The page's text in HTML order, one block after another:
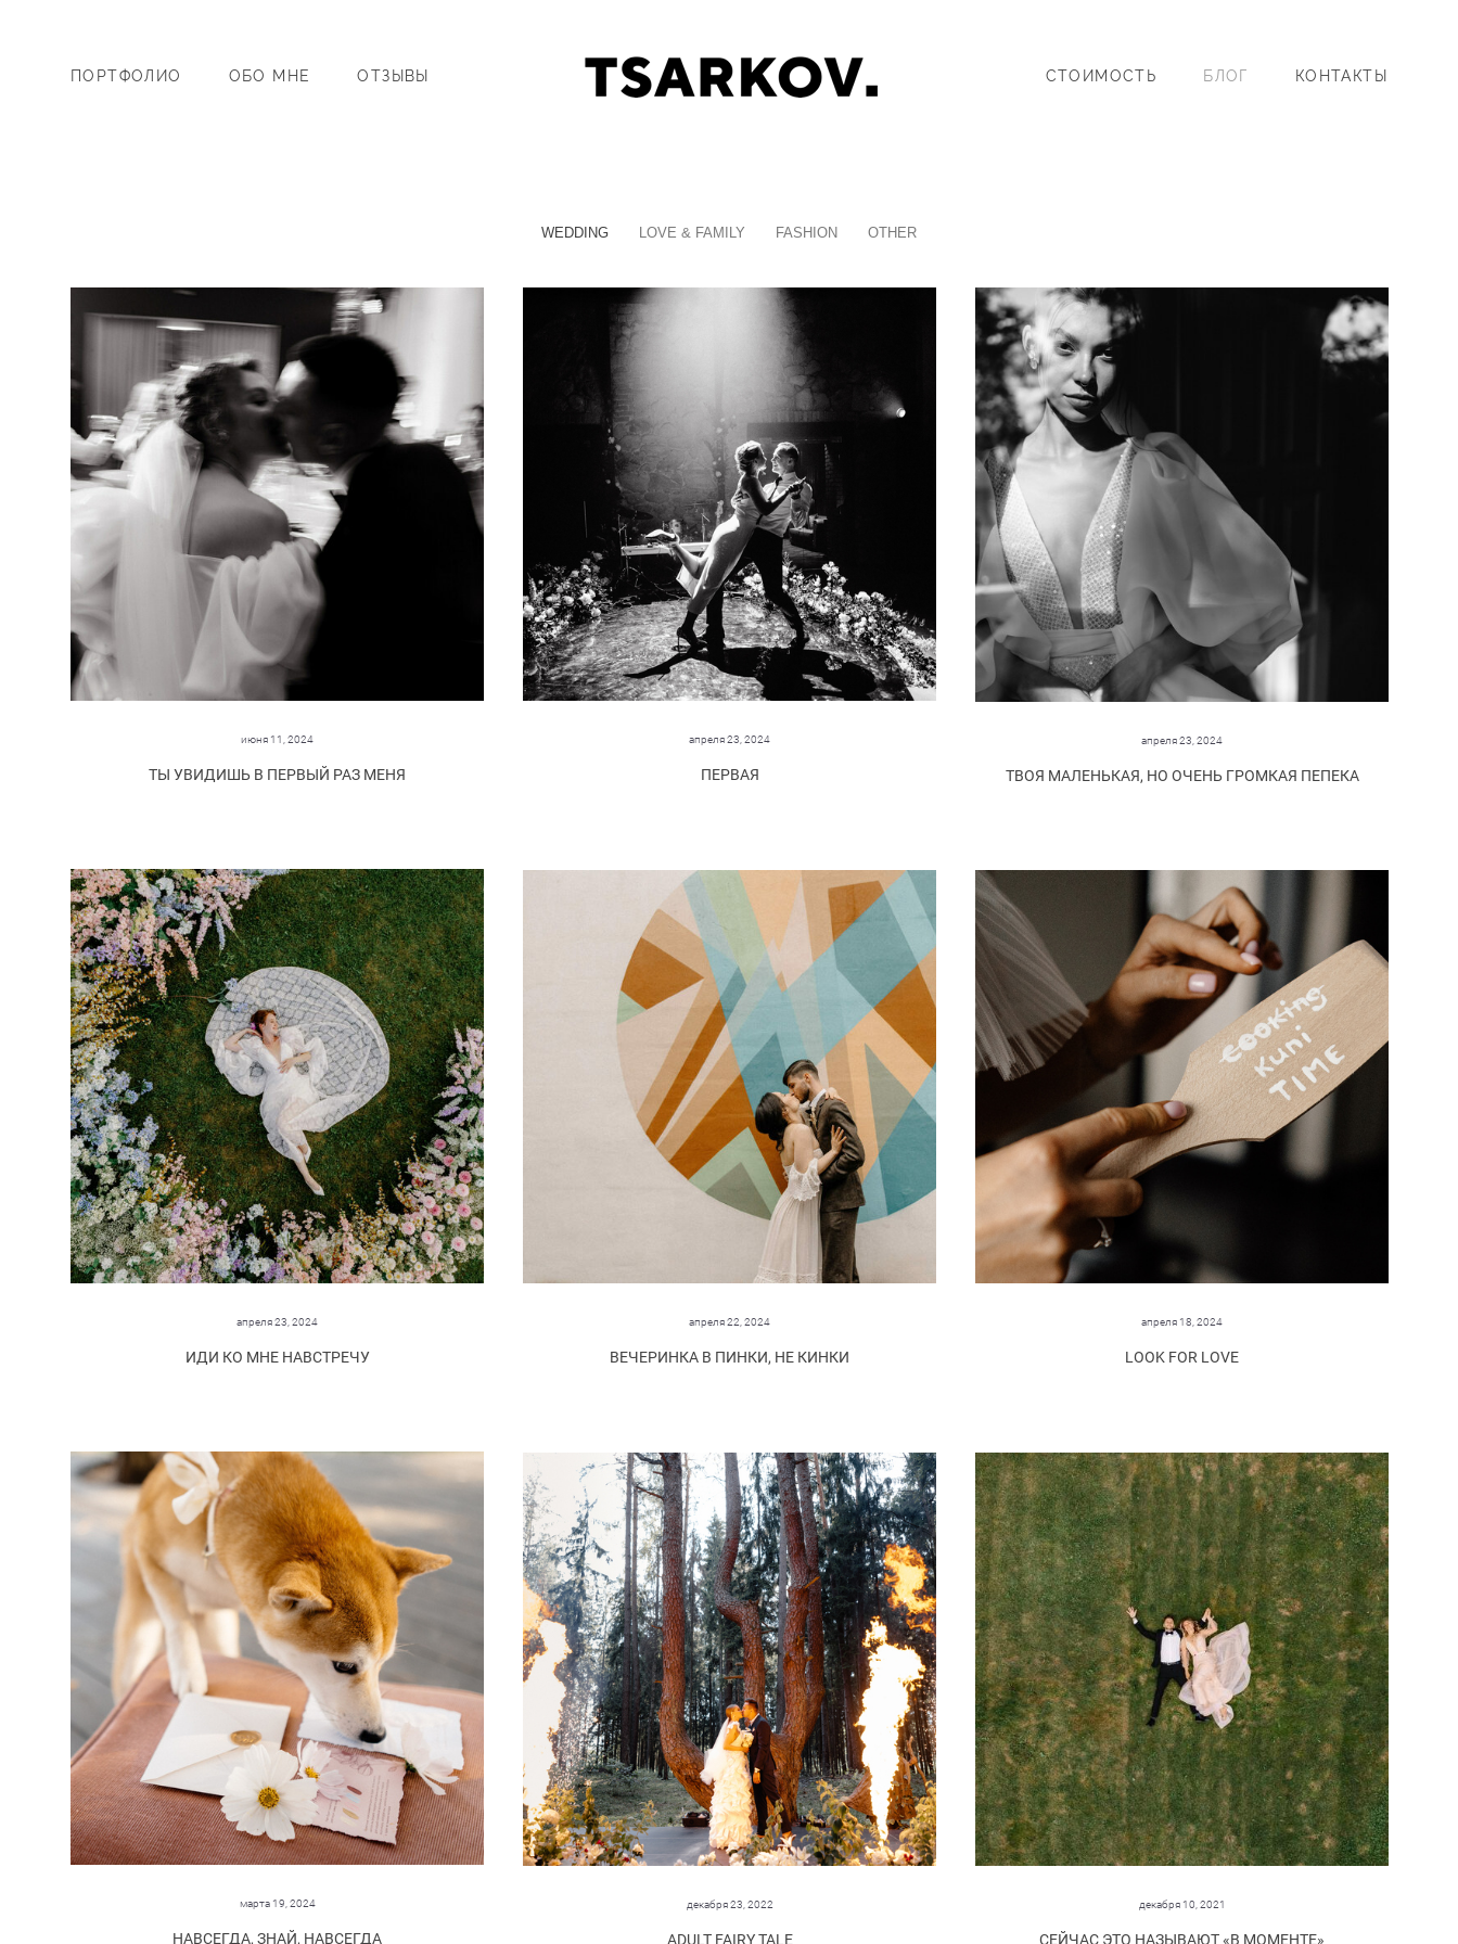
ПОРТФОЛИО ОБО МНЕ ОТЗЫВЫ СТОИМОСТЬ БЛОГ КОНТАКТЫ
WEDDING LOVE & FAMILY FASHION OTHER
июня 11, 2024
ТЫ УВИДИШЬ В ПЕРВЫЙ РАЗ МЕНЯ
апреля 23, 2024
ПЕРВАЯ
апреля 23, 2024
ТВОЯ МАЛЕНЬКАЯ, НО ОЧЕНЬ ГРОМКАЯ ПЕПЕКА
апреля 23, 2024
ИДИ КО МНЕ НАВСТРЕЧУ
апреля 22, 2024
ВЕЧЕРИНКА В ПИНКИ, НЕ КИНКИ
апреля 18, 2024
LOOK FOR LOVE
марта 19, 2024
НАВСЕГДА, ЗНАЙ, НАВСЕГДА
декабря 23, 2022
ADULT FAIRY TALE
декабря 10, 2021
СЕЙЧАС ЭТО НАЗЫВАЮТ «В МОМЕНТЕ»